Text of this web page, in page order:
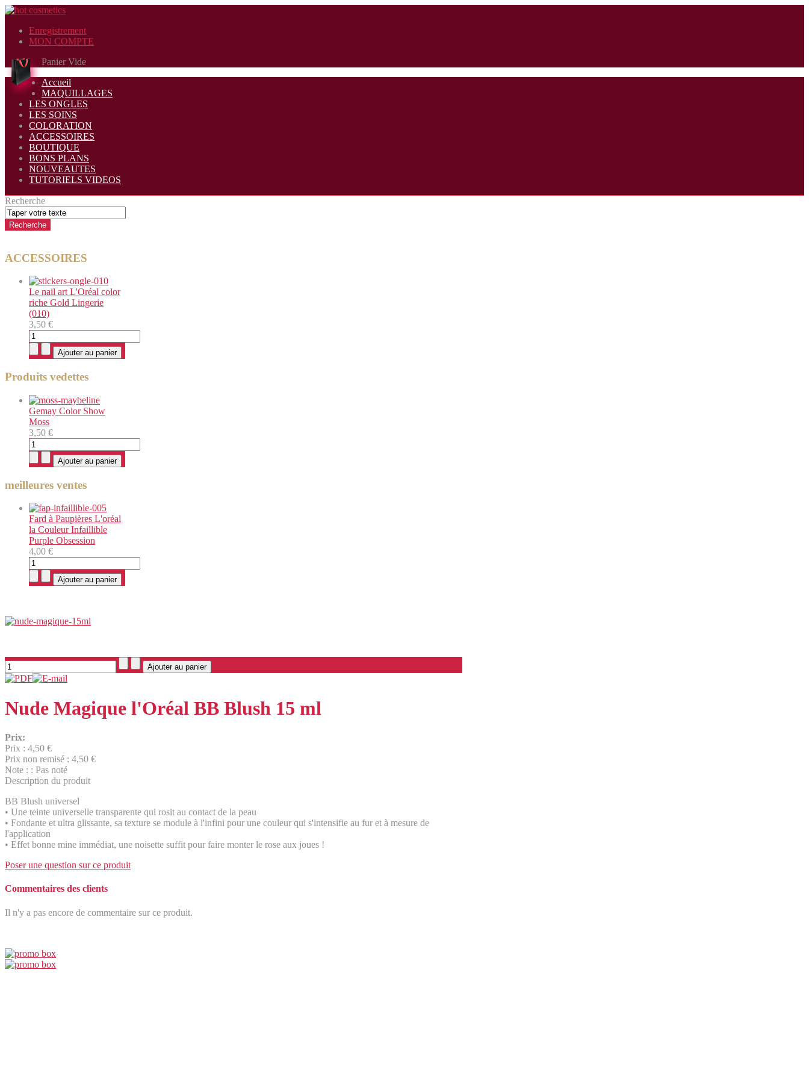
Enregistrement
MON COMPTE
Panier Vide
Accueil
MAQUILLAGES
LES ONGLES
LES SOINS
COLORATION
ACCESSOIRES
BOUTIQUE
BONS PLANS
NOUVEAUTES
TUTORIELS VIDEOS
Recherche
ACCESSOIRES
Le nail art L'Oréal color
riche Gold Lingerie
(010)
3,50 €
Produits vedettes
Gemay Color Show
Moss
3,50 €
meilleures ventes
Fard à Paupières L'oréal
la Couleur Infaillible
Purple Obsession
4,00 €
Nude Magique l'Oréal BB Blush 15 ml
Prix:
Prix : 4,50 €
Prix non remisé : 4,50 €
Note : : Pas noté
Description du produit
BB Blush universel
• Une teinte universelle transparente qui rosit au contact de la peau
• Fondante et ultra glissante, sa texture se module à l'infini pour une couleur qui s'intensifie au fur et à mesure de
l'application
• Effet bonne mine immédiat, une noisette suffit pour faire monter le rose aux joues !
Poser une question sur ce produit
Commentaires des clients
Il n'y a pas encore de commentaire sur ce produit.